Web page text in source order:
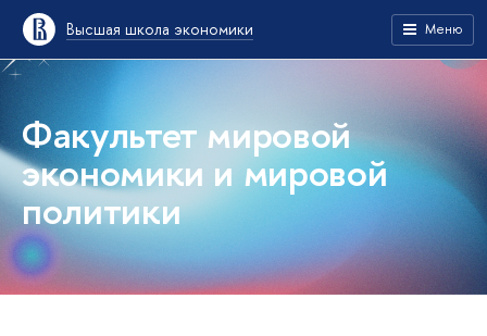
Высшая школа экономики Меню
Факультет мировой
экономики и мировой
политики